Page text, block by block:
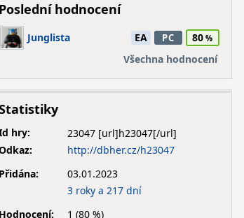
Poslední hodnocení
Junglista EA PC
80
Všechna hodnocení
hry:
23047
http://dbher.cz/h23047
Přidána:
03.01.2023
3 roky a 217 dní
Hodnocení:
1 (80 %)